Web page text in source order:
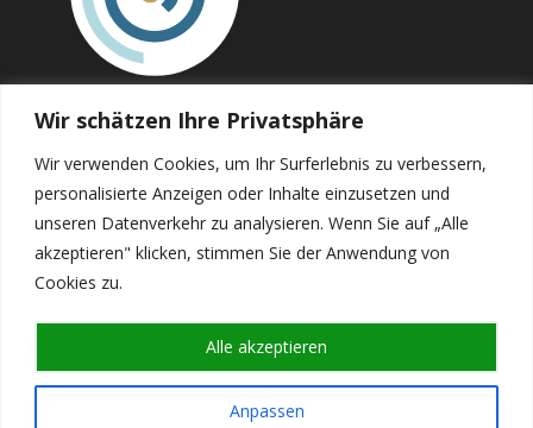
Wir schätzen Ihre Privatsphäre
Wir verwenden Cookies, um Ihr Surferlebnis zu verbessern,
personalisierte Anzeigen oder Inhalte einzusetzen und
unseren Datenverkehr zu analysieren. Wenn Sie auf „Alle
akzeptieren" klicken, stimmen Sie der Anwendung von
Cookies zu.
Anpassen
Alle akzeptieren
Reichenhaller Strasse 7, A-5020 Salzburg
+43 662 847919
praxis{at}drgrethen.at
Datenschutzerklärung
YouTube